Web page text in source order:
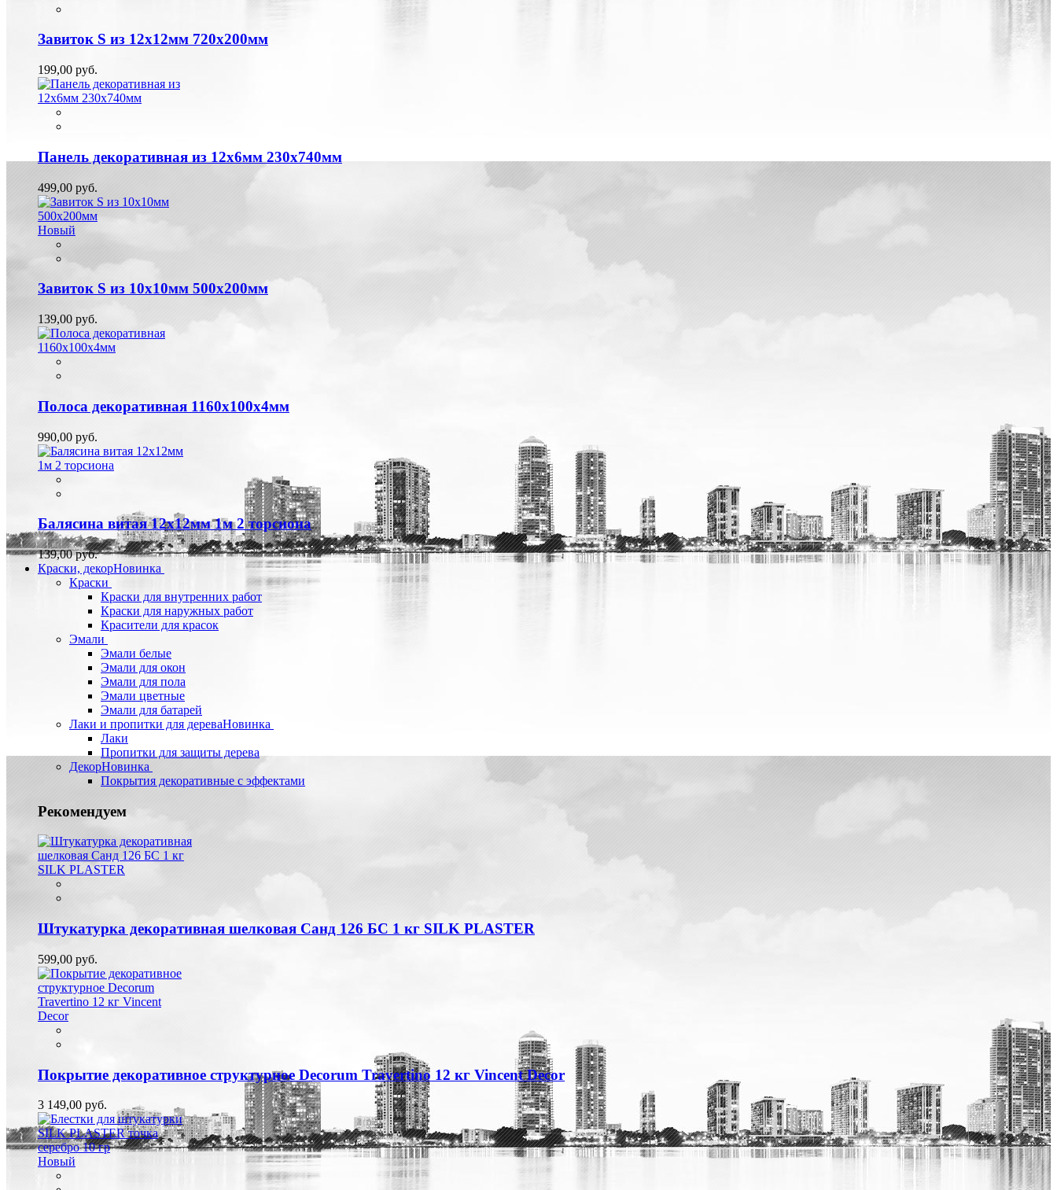
Завиток S из 12х12мм 720х200мм
199,00 руб.
Панель декоративная из 12х6мм 230х740мм
499,00 руб.
Новый
Завиток S из 10х10мм 500х200мм
139,00 руб.
Полоса декоративная 1160х100х4мм
990,00 руб.
Балясина витая 12х12мм 1м 2 торсиона
139,00 руб.
Краски, декорНовинка
Краски
Краски для внутренних работ
Краски для наружных работ
Красители для красок
Эмали
Эмали белые
Эмали для окон
Эмали для пола
Эмали цветные
Эмали для батарей
Лаки и пропитки для дереваНовинка
Лаки
Пропитки для защиты дерева
ДекорНовинка
Покрытия декоративные с эффектами
Рекомендуем
Штукатурка декоративная шелковая Санд 126 БС 1 кг SILK PLASTER
599,00 руб.
Покрытие декоративное структурное Decorum Travertino 12 кг Vincent Decor
3 149,00 руб.
Новый